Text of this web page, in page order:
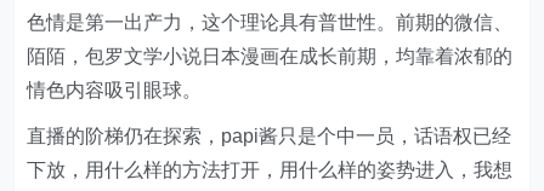
色情是第一出产力，这个理论具有普世性。前期的微信、
陌陌，包罗文学小说日本漫画在成长前期，均靠着浓郁的
情色内容吸引眼球。
直播的阶梯仍在探索，papi酱只是个中一员，话语权已经
下放，用什么样的方法打开，用什么样的姿势进入，我想